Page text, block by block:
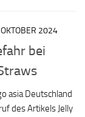
2024
bei
asia Deutschland
des Artikels Jelly